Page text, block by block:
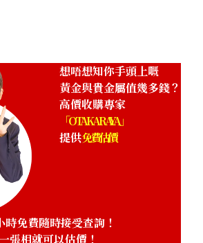
想唔想知你手頭上嘅
黃金與貴金屬值幾多錢？
高價收購專家
「OTAKARAYA」
提供免費估價
時免費隨時接受查詢！
張相就可以估價！